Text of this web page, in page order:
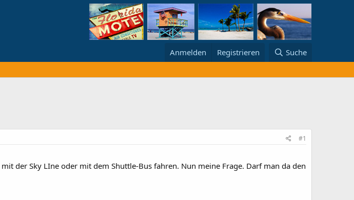
Anmelden Registrieren Suche
#1
der Sky LIne oder mit dem Shuttle-Bus fahren. Nun meine Frage. Darf man da den